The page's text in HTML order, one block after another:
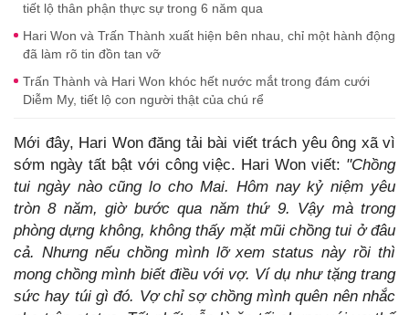
tiết lộ thân phận thực sự trong 6 năm qua
Hari Won và Trấn Thành xuất hiện bên nhau, chỉ một hành động
đã làm rõ tin đồn tan vỡ
Trấn Thành và Hari Won khóc hết nước mắt trong đám cưới
Diễm My, tiết lộ con người thật của chú rể
Mới đây, Hari Won đăng tải bài viết trách yêu ông xã vì
sớm ngày tất bật với công việc. Hari Won viết: "Chồng
tui ngày nào cũng lo cho Mai. Hôm nay kỷ niệm yêu
tròn 8 năm, giờ bước qua năm thứ 9. Vậy mà trong
phòng dựng không, không thấy mặt mũi chồng tui ở đâu
cả. Nhưng nếu chồng mình lỡ xem status này rồi thì
mong chồng mình biết điều với vợ. Ví dụ như tặng trang
sức hay túi gì đó. Vợ chỉ sợ chồng mình quên nên nhắc